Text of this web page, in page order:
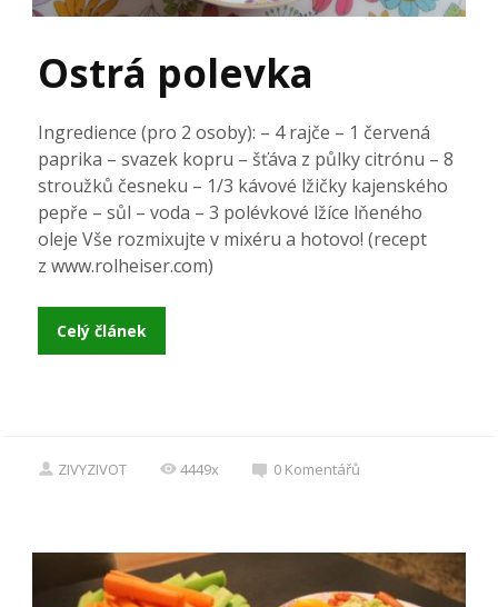
Ostrá polevka
Ingredience (pro 2 osoby): – 4 rajče – 1 červená
paprika – svazek kopru – šťáva z půlky citrónu – 8
stroužků česneku – 1/3 kávové lžičky kajenského
pepře – sůl – voda – 3 polévkové lžíce lňeného
oleje Vše rozmixujte v mixéru a hotovo! (recept
z www.rolheiser.com)
Celý článek
ZIVYZIVOT 4449x 0 Komentářů